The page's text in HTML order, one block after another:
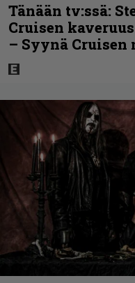
Tänään tv:ssä:
Cruisen
– Syynä Cruisen